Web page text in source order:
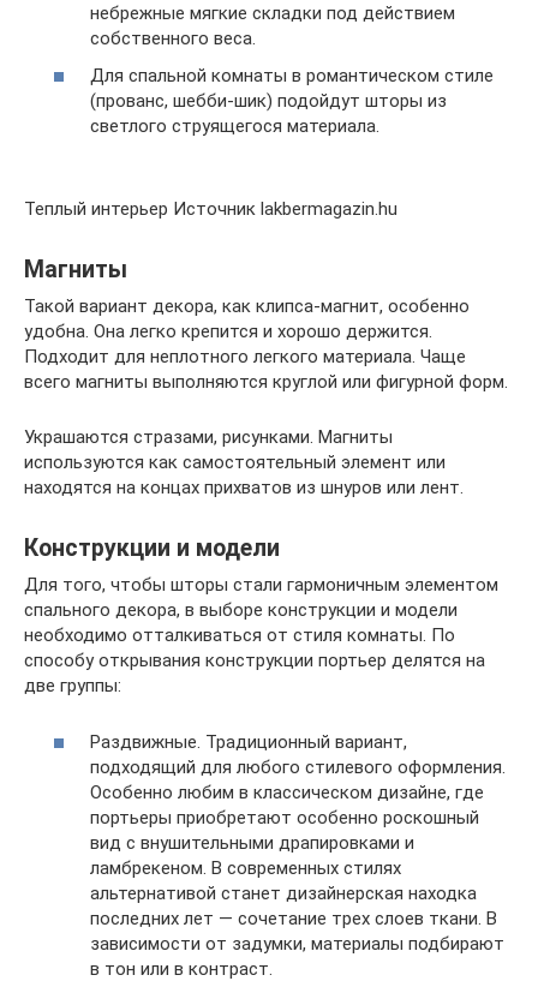
небрежные мягкие складки под действием
собственного веса.
Для спальной комнаты в романтическом стиле
(прованс, шебби-шик) подойдут шторы из
светлого струящегося материала.
Теплый интерьер Источник lakbermagazin.hu
Магниты
Такой вариант декора, как клипса-магнит, особенно
удобна. Она легко крепится и хорошо держится.
Подходит для неплотного легкого материала. Чаще
всего магниты выполняются круглой или фигурной форм.
Украшаются стразами, рисунками. Магниты
используются как самостоятельный элемент или
находятся на концах прихватов из шнуров или лент.
Конструкции и модели
Для того, чтобы шторы стали гармоничным элементом
спального декора, в выборе конструкции и модели
необходимо отталкиваться от стиля комнаты. По
способу открывания конструкции портьер делятся на
две группы:
Раздвижные. Традиционный вариант,
подходящий для любого стилевого оформления.
Особенно любим в классическом дизайне, где
портьеры приобретают особенно роскошный
вид с внушительными драпировками и
ламбрекеном. В современных стилях
альтернативой станет дизайнерская находка
последних лет — сочетание трех слоев ткани. В
зависимости от задумки, материалы подбирают
в тон или в контраст.